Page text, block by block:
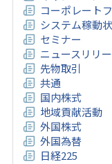
コーポレート
システム稼動
セミナー
ニュースリリ
先物取引
共通
国内株式
地域貢献活動
外国株式
外国為替
日経225